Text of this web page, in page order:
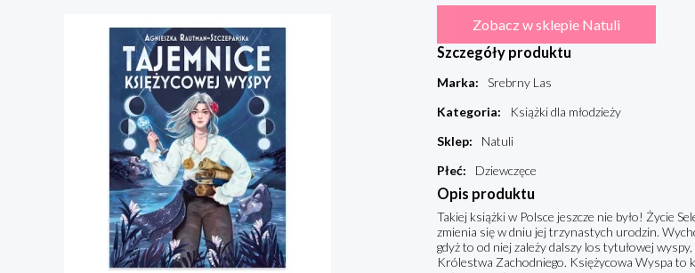
Zobacz w sklepie Natuli
Szczegóły produktu
Marka:
Srebrny Las
Kategoria:
Książki dla młodzieży
Sklep:
Natuli
Płeć: Dziewczęce
Opis produktu
Takiej książki w Polsce jeszcze nie było! Życie
zmienia się w dniu jej trzynastych urodzin.
gdyż to od niej zależy dalszy los tytułowej
Królestwa Zachodniego. Księżycowa Wyspa